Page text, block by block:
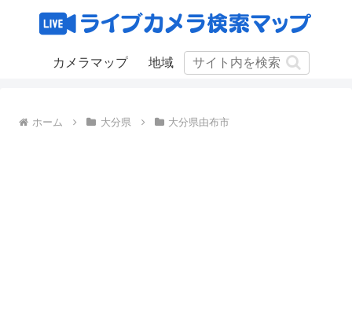
カメラマップ 地域
ホーム 大分県 大分県由布市